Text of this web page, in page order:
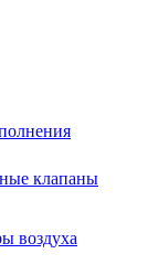
клапаны
воздуха